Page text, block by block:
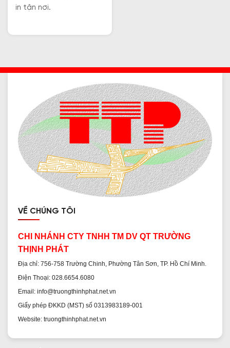
in tận nơi.
VỀ CHÚNG TÔI
CHI NHÁNH CTY TNHH TM DV QT TRƯỜNG
THỊNH PHÁT
Địa chỉ: 756-758 Trường Chinh, Phường Tân Sơn, TP. Hồ Chí Minh.
Điện Thoại: 028.6654.6080
Email: info@truongthinhphat.net.vn
Giấy phép ĐKKD (MST) số 0313983189-001
Website: truongthinhphat.net.vn